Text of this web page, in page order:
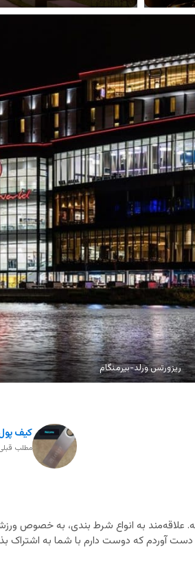
ریزورتس ورلد-بیرمنگام
کیف
مطلب
به انواع شرط بندی، به خصوص
آوردم که دوست دارم با شما به اشتراک